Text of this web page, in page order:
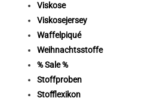
Viskose
Viskosejersey
Waffelpiqué
Weihnachtsstoffe
% Sale %
Stoffproben
Stofflexikon